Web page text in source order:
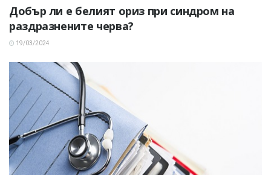
Добър ли е белият ориз при синдром на
раздразнените черва?
19/03/2024